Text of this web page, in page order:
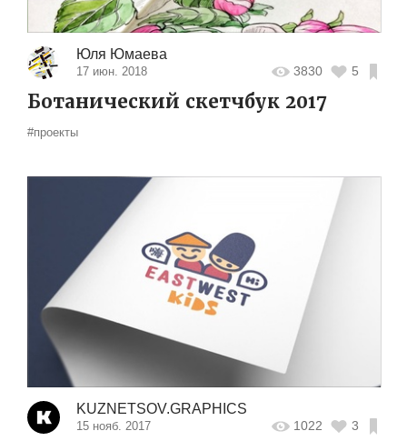
Юля Юмаева
17 июн. 2018 3830 5
Ботанический скетчбук 2017
#проекты
KUZNETSOV.GRAPHICS
15 нояб. 2017 1022 3